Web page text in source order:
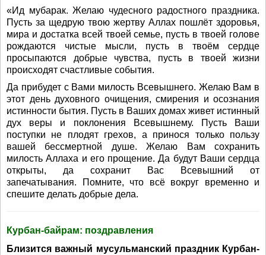
«Ид мубарак. Желаю чудесного радостного праздника.
Пусть за щедрую твою жертву Аллах пошлёт здоровья,
мира и достатка всей твоей семье, пусть в твоей голове
рождаются чистые мысли, пусть в твоём сердце
просыпаются добрые чувства, пусть в твоей жизни
происходят счастливые события.
Да прибудет с Вами милость Всевышнего. Желаю Вам в
этот день духовного очищения, смирения и осознания
истинности бытия. Пусть в Ваших домах живет истинный
дух веры и поклонения Всевышнему. Пусть Ваши
поступки не плодят грехов, а принося только пользу
вашей бессмертной душе. Желаю Вам сохранить
милость Аллаха и его прощение. Да будут Ваши сердца
открыты, да сохранит Вас Всевышний от
запечатывания. Помните, что всё вокруг временно и
спешите делать добрые дела.
Курбан-байрам: поздравления
Близится важный мусульманский праздник Курбан-